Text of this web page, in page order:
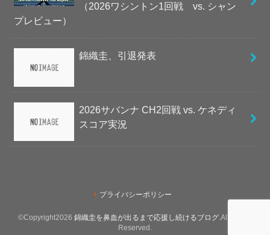
（2026ワシントン1回戦 vs. シャン
プレビュー）
錦織圭、引退発表
2026サバンナ CH2回戦 vs. ケネディ
スコア実況
プライバシーポリシー
©Copyright2026 錦織圭を鼻血が出るまで応援し続けるブログ .All Rights
Reserved.